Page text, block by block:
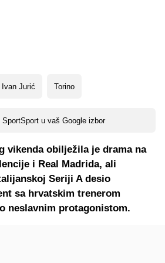
Ivan Jurić Torino
SportSport u vaš Google izbor
vikenda obilježila je drama na
i Real Madrida, ali
Seriji A desio
sa hrvatskim trenerom
neslavnim protagonistom.